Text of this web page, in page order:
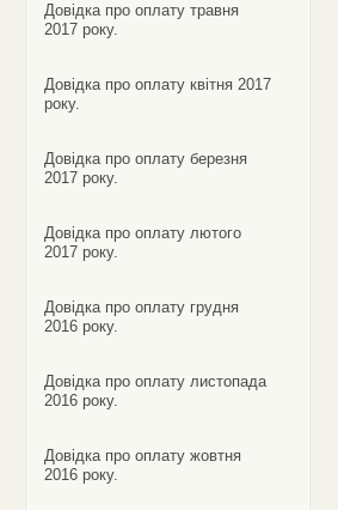
Довідка про оплату травня
2017 року.
Довідка про оплату квітня 2017
року.
Довідка про оплату березня
2017 року.
Довідка про оплату лютого
2017 року.
Довідка про оплату грудня
2016 року.
Довідка про оплату листопада
2016 року.
Довідка про оплату жовтня
2016 року.